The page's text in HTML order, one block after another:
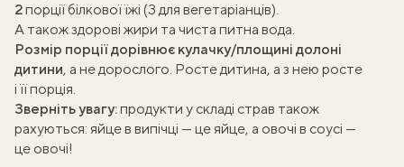
2порції білкової їжі (3 для вегетаріанців).
А також здорові жири та чиста питна вода.
Розмір порції дорівнює кулачку/площині долоні
дитини, а не дорослого. Росте дитина, а з нею росте
і її порція.
Зверніть увагу:продукти у складі страв також
рахуються: яйце в випічці — це яйце, а овочі в соусі —
це овочі!